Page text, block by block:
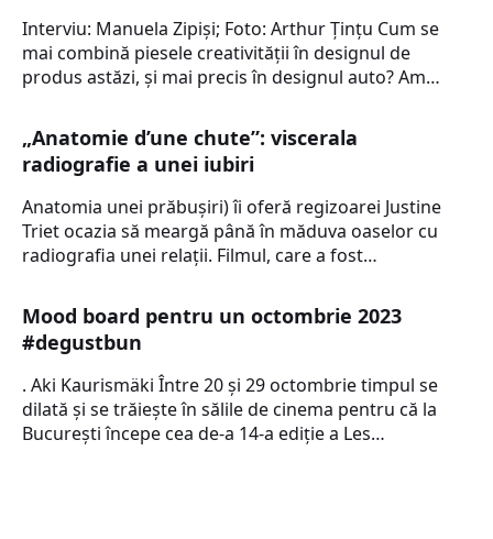
Interviu: Manuela Zipiși; Foto: Arthur Țințu Cum se
mai combină piesele creativității în designul de
produs astăzi, și mai precis în designul auto? Am…
„Anatomie d’une chute”: viscerala
radiografie a unei iubiri
Anatomia unei prăbușiri) îi oferă regizoarei Justine
Triet ocazia să meargă până în măduva oaselor cu
radiografia unei relații. Filmul, care a fost…
Mood board pentru un octombrie 2023
#degustbun
. Aki Kaurismäki Între 20 și 29 octombrie timpul se
dilată și se trăiește în sălile de cinema pentru că la
București începe cea de-a 14-a ediție a Les…